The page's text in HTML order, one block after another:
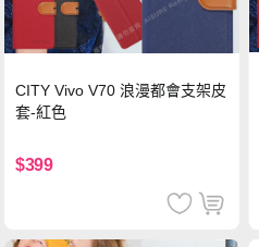
CITY Vivo V70 浪漫都會支架皮
套-紅色
$399